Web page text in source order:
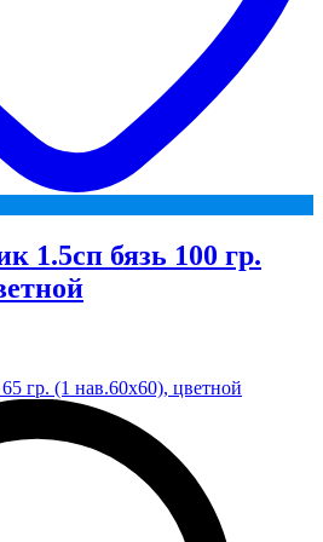
1.5сп бязь 100 гр.